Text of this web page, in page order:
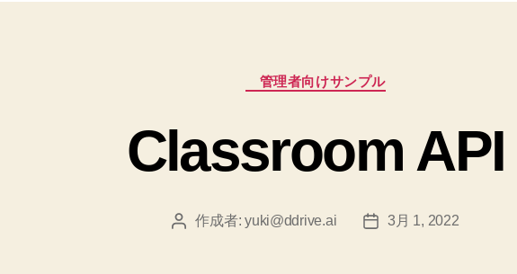
カ
テ
ー
管理者向けサンプル
Classroom API
投
作成者:yuki@ddrive.ai
投
3月 1, 2022